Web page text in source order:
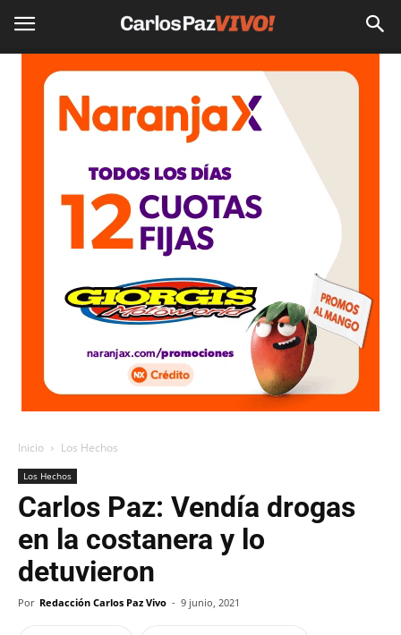
Inicio Los Hechos
Los Hechos
Carlos Paz: Vendía drogas
en la costanera y lo
detuvieron
Por Redacción Carlos Paz Vivo - 9 junio, 2021